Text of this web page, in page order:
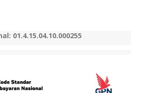
01.4.15.04.10.000255